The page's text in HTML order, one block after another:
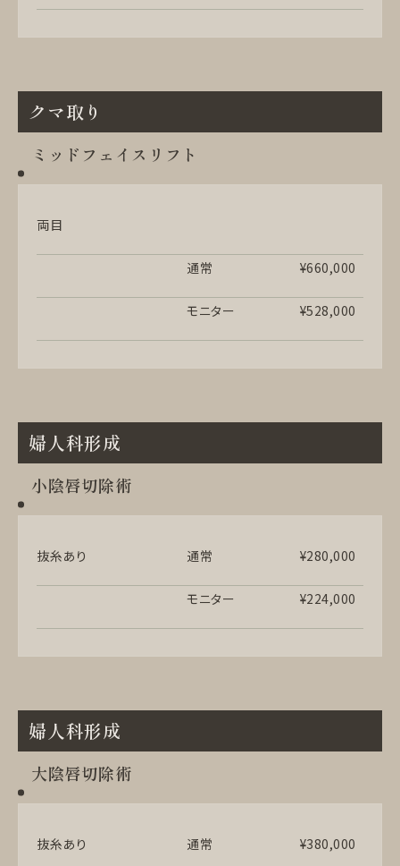
クマ取り
ミッドフェイスリフト
両目
通常 ¥660,000
モニター ¥528,000
婦人科形成
小陰唇切除術
抜糸あり 通常 ¥280,000
モニター ¥224,000
婦人科形成
大陰唇切除術
抜糸あり 通常 ¥380,000